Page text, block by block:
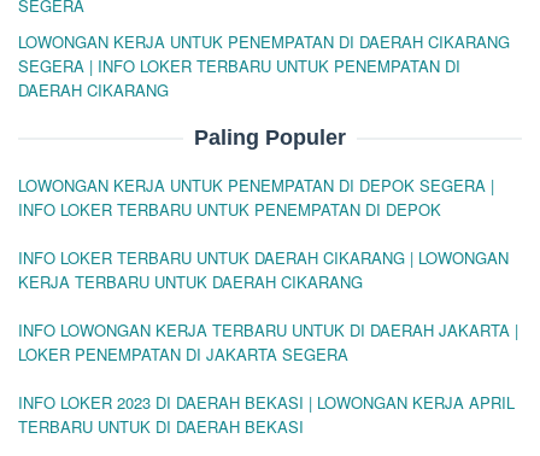
SEGERA
LOWONGAN KERJA UNTUK PENEMPATAN DI DAERAH CIKARANG
SEGERA | INFO LOKER TERBARU UNTUK PENEMPATAN DI
DAERAH CIKARANG
Paling Populer
LOWONGAN KERJA UNTUK PENEMPATAN DI DEPOK SEGERA |
INFO LOKER TERBARU UNTUK PENEMPATAN DI DEPOK
INFO LOKER TERBARU UNTUK DAERAH CIKARANG | LOWONGAN
KERJA TERBARU UNTUK DAERAH CIKARANG
INFO LOWONGAN KERJA TERBARU UNTUK DI DAERAH JAKARTA |
LOKER PENEMPATAN DI JAKARTA SEGERA
INFO LOKER 2023 DI DAERAH BEKASI | LOWONGAN KERJA APRIL
TERBARU UNTUK DI DAERAH BEKASI